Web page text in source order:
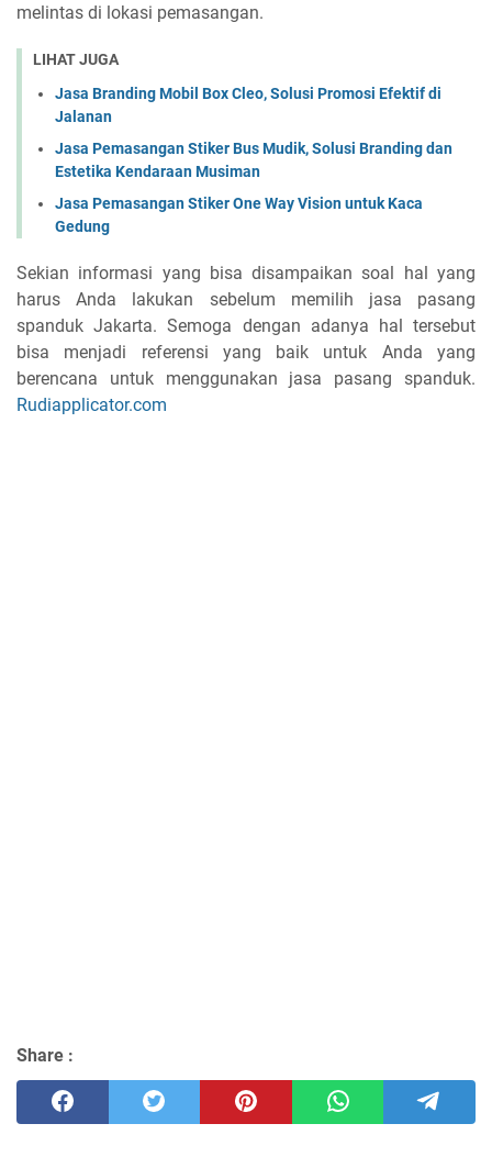
melintas di lokasi pemasangan.
LIHAT JUGA
Jasa Branding Mobil Box Cleo, Solusi Promosi Efektif di
Jalanan
Jasa Pemasangan Stiker Bus Mudik, Solusi Branding dan
Estetika Kendaraan Musiman
Jasa Pemasangan Stiker One Way Vision untuk Kaca
Gedung
Sekian informasi yang bisa disampaikan soal hal yang
harus Anda lakukan sebelum memilih jasa pasang
spanduk Jakarta. Semoga dengan adanya hal tersebut
bisa menjadi referensi yang baik untuk Anda yang
berencana untuk menggunakan jasa pasang spanduk.
Rudiapplicator.com
Share :